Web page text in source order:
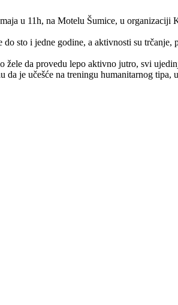
u 11h, na Motelu Šumice, u organizaciji
sto i jedne godine, a aktivnosti su trčanje,
da provedu lepo aktivno jutro, svi
je učešće na treningu humanitarnog